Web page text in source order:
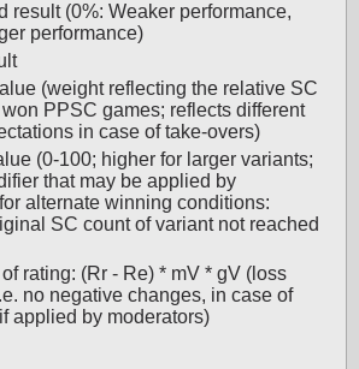
result (0%: Weaker performance,
performance)
(weight reflecting the relative SC
PPSC games; reflects different
in case of take-overs)
(0-100; higher for larger variants;
that may be applied by
alternate winning conditions:
SC count of variant not reached
rating: (Rr - Re) * mV * gV (loss
no negative changes, in case of
applied by moderators)